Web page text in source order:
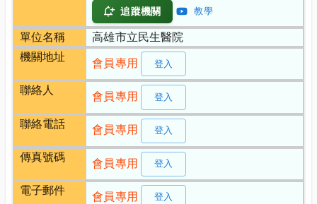
追蹤機關 教學
單位名稱
高雄市立民生醫院
機關地址
會員專用 登入
聯絡人 會員專用 登入
聯絡電話 會員專用 登入
傳真號碼 會員專用 登入
電子郵件 會員專用 登入